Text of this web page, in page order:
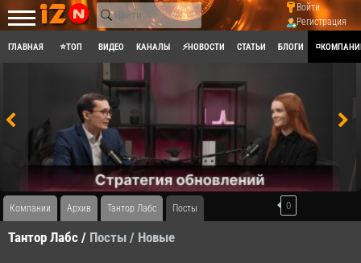
Войти
Регистрация
ГЛАВНАЯ ⭐ТОП ВИДЕО КАНАЛЫ ⚡НОВОСТИ СТАТЬИ БЛОГИ
Компании Архив Тантор Лабс Посты
Тантор Лабс / Посты / Новые
0